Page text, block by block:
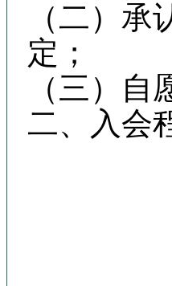
（二）
定；
（三）
二、入会